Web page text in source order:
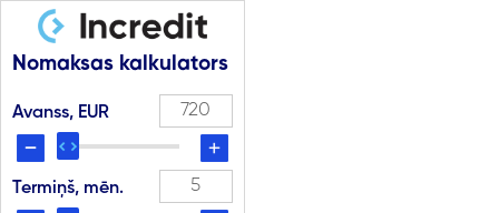
Nomaksas kalkulators
Avanss, EUR
Termiņš, mēn.